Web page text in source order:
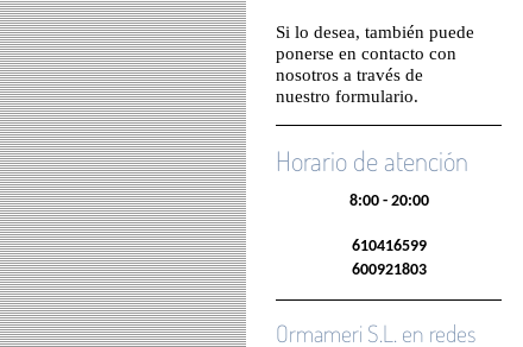
Si lo desea, también puede
ponerse en contacto con
nosotros a través de
nuestro formulario.
Horario de atención
8:00 - 20:00
610416599
600921803
Ormameri S.L. en redes